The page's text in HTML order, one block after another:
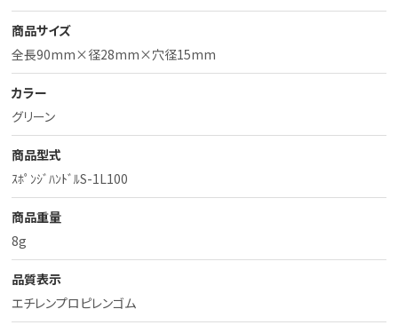
商品サイズ
全長90mm×径28mm×穴径15mm
カラー
グリーン
商品型式
ｽﾎﾟﾝｼﾞﾊﾝﾄﾞﾙS-1L100
商品重量
8g
品質表示
エチレンプロピレンゴム